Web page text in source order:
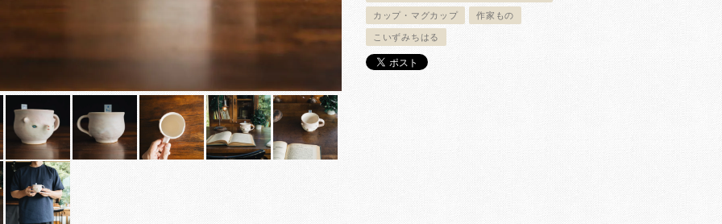
カップ・マグカップ 作家もの
こいずみちはる